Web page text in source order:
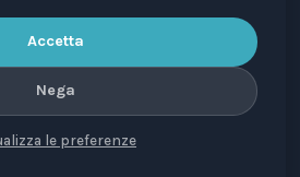
Accetta
Nega
le preferenze
COOKIE